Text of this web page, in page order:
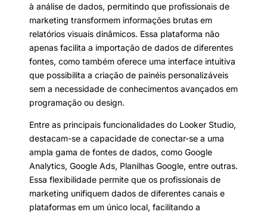
à análise de dados, permitindo que profissionais de
marketing transformem informações brutas em
relatórios visuais dinâmicos. Essa plataforma não
apenas facilita a importação de dados de diferentes
fontes, como também oferece uma interface intuitiva
que possibilita a criação de painéis personalizáveis
sem a necessidade de conhecimentos avançados em
programação ou design.
Entre as principais funcionalidades do Looker Studio,
destacam-se a capacidade de conectar-se a uma
ampla gama de fontes de dados, como Google
Analytics, Google Ads, Planilhas Google, entre outras.
Essa flexibilidade permite que os profissionais de
marketing unifiquem dados de diferentes canais e
plataformas em um único local, facilitando a